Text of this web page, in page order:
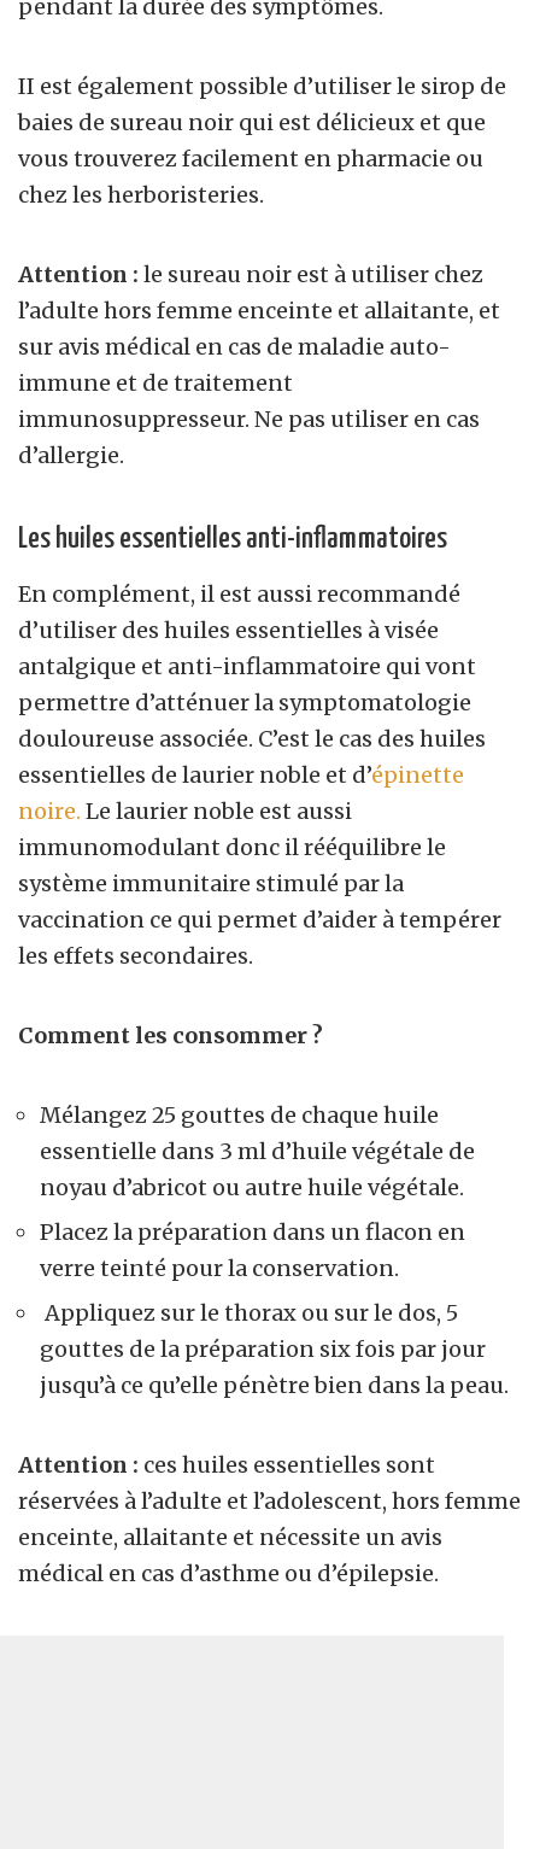
pendant la durée des symptômes.
II est également possible d’utiliser le sirop de
baies de sureau noir qui est délicieux et que
vous trouverez facilement en pharmacie ou
chez les herboristeries.
Attention : le sureau noir est à utiliser chez
l’adulte hors femme enceinte et allaitante, et
sur avis médical en cas de maladie auto-
immune et de traitement
immunosuppresseur. Ne pas utiliser en cas
d’allergie.
Les huiles essentielles anti-inflammatoires
En complément, il est aussi recommandé
d’utiliser des huiles essentielles à visée
antalgique et anti-inflammatoire qui vont
permettre d’atténuer la symptomatologie
douloureuse associée. C’est le cas des huiles
essentielles de laurier noble et d’épinette
noire. Le laurier noble est aussi
immunomodulant donc il rééquilibre le
système immunitaire stimulé par la
vaccination ce qui permet d’aider à tempérer
les effets secondaires.
Comment les consommer ?
Mélangez 25 gouttes de chaque huile
essentielle dans 3 ml d’huile végétale de
noyau d’abricot ou autre huile végétale.
Placez la préparation dans un flacon en
verre teinté pour la conservation.
Appliquez sur le thorax ou sur le dos, 5
gouttes de la préparation six fois par jour
jusqu’à ce qu’elle pénètre bien dans la peau.
Attention : ces huiles essentielles sont
réservées à l’adulte et l’adolescent, hors femme
enceinte, allaitante et nécessite un avis
médical en cas d’asthme ou d’épilepsie.